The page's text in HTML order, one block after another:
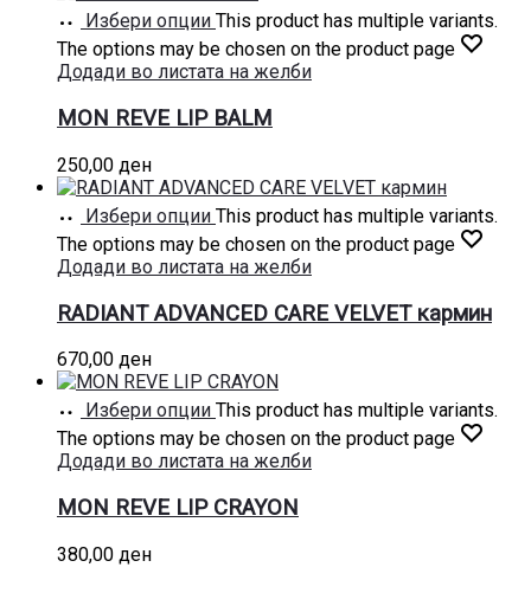
Избери опции This product has multiple variants.
The options may be chosen on the product page
Додади во листата на желби
MON REVE LIP BALM
250,00 ден
Избери опции This product has multiple variants.
The options may be chosen on the product page
Додади во листата на желби
RADIANT ADVANCED CARE VELVET кармин
670,00 ден
Избери опции This product has multiple variants.
The options may be chosen on the product page
Додади во листата на желби
MON REVE LIP CRAYON
380,00 ден